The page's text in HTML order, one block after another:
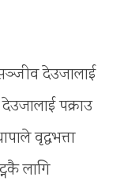
देउजालाई
पक्राउ
वृद्धभत्ता
लागि